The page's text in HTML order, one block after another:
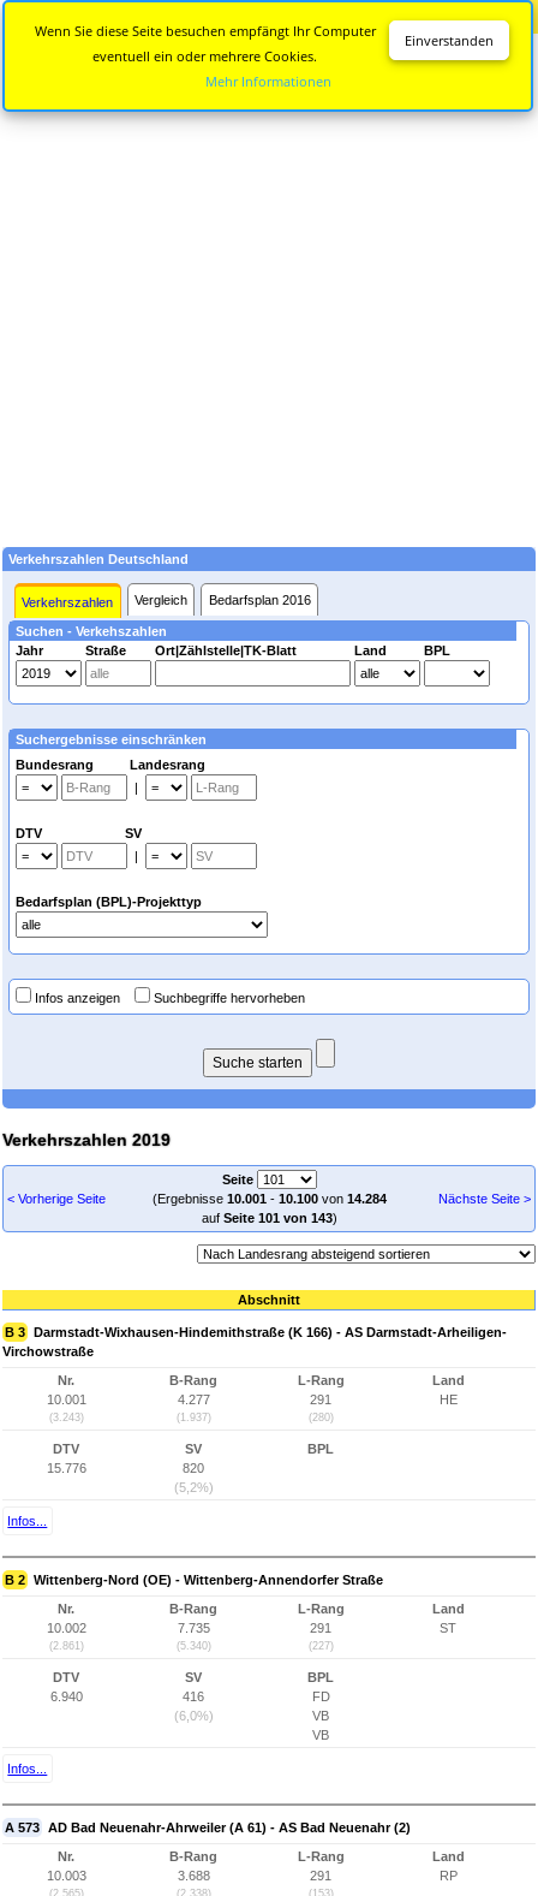
Verkehrszahlen Deutschland
Verkehrszahlen Vergleich Bedarfsplan 2016
Suchen - Verkehszahlen
Jahr
Straße Ort|Zählstelle|TK-Blatt Land BPL
Suchergebnisse einschränken
Bundesrang Landesrang
|
DTV SV
|
Bedarfsplan (BPL)-Projekttyp
Infos anzeigen Suchbegriffe hervorheben
Verkehrszahlen 2019
< Vorherige Seite
Seite
(Ergebnisse 10.001- 10.100von 14.284
auf Seite 101 von 143)
Nächste Seite >
Abschnitt
B 3 Darmstadt-Wixhausen-Hindemithstraße (K 166) - AS Darmstadt-Arheiligen-
Virchowstraße
Nr.
10.001
(3.243)
B-Rang
4.277
(1.937)
L-Rang
291
(280)
Land
HE
DTV
15.776
SV
820
(5,2%)
BPL
Infos...
B 2 Wittenberg-Nord (OE) - Wittenberg-Annendorfer Straße
Nr.
10.002
(2.861)
B-Rang
7.735
(5.340)
L-Rang
291
(227)
Land
ST
DTV
6.940
SV
416
(6,0%)
BPL
FD
VB
VB
Infos...
A 573 AD Bad Neuenahr-Ahrweiler (A 61) - AS Bad Neuenahr (2)
Nr.
10.003
B-Rang
3.688
L-Rang
291
Land
RP
Einverstanden
Wenn Sie diese Seite besuchen empfängt Ihr Computer
eventuell ein oder mehrere Cookies.
Mehr Informationen